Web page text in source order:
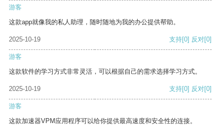
游客
这款app就像我的私人助理，随时随地为我的办公提供帮助。
2025-10-19 支持[0] 反对[0]
游客
这款软件的学习方式非常灵活，可以根据自己的需求选择学习方式。
2025-10-19 支持[0] 反对[0]
游客
这款加速器VPM应用程序可以给你提供最高速度和安全性的连接。